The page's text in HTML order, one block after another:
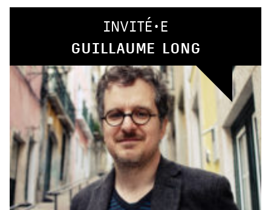
INVITÉ·E
GUILLAUME LONG